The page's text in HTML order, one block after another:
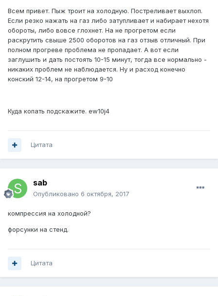
Всем привет. Пыж троит на холодную. Постреливает выхлоп.
Если резко нажать на газ либо затупливает и набирает нехотя
обороты, либо вовсе глохнет. На не прогретом если
раскрутить свыше 2500 оборотов на газ отзыв отличный. При
полном прогреве проблема не пропадает. А вот если
заглушить и дать постоять 10-15 минут, тогда все нормально -
никаких проблем не наблюдается. Ну и расход конечно
конский 12-14, на прогретом 9-10
Куда копать подскажите. ew10j4
Цитата
sab
Опубликовано 6 октября, 2017
компрессия на холодной?
форсунки на стенд.
Цитата